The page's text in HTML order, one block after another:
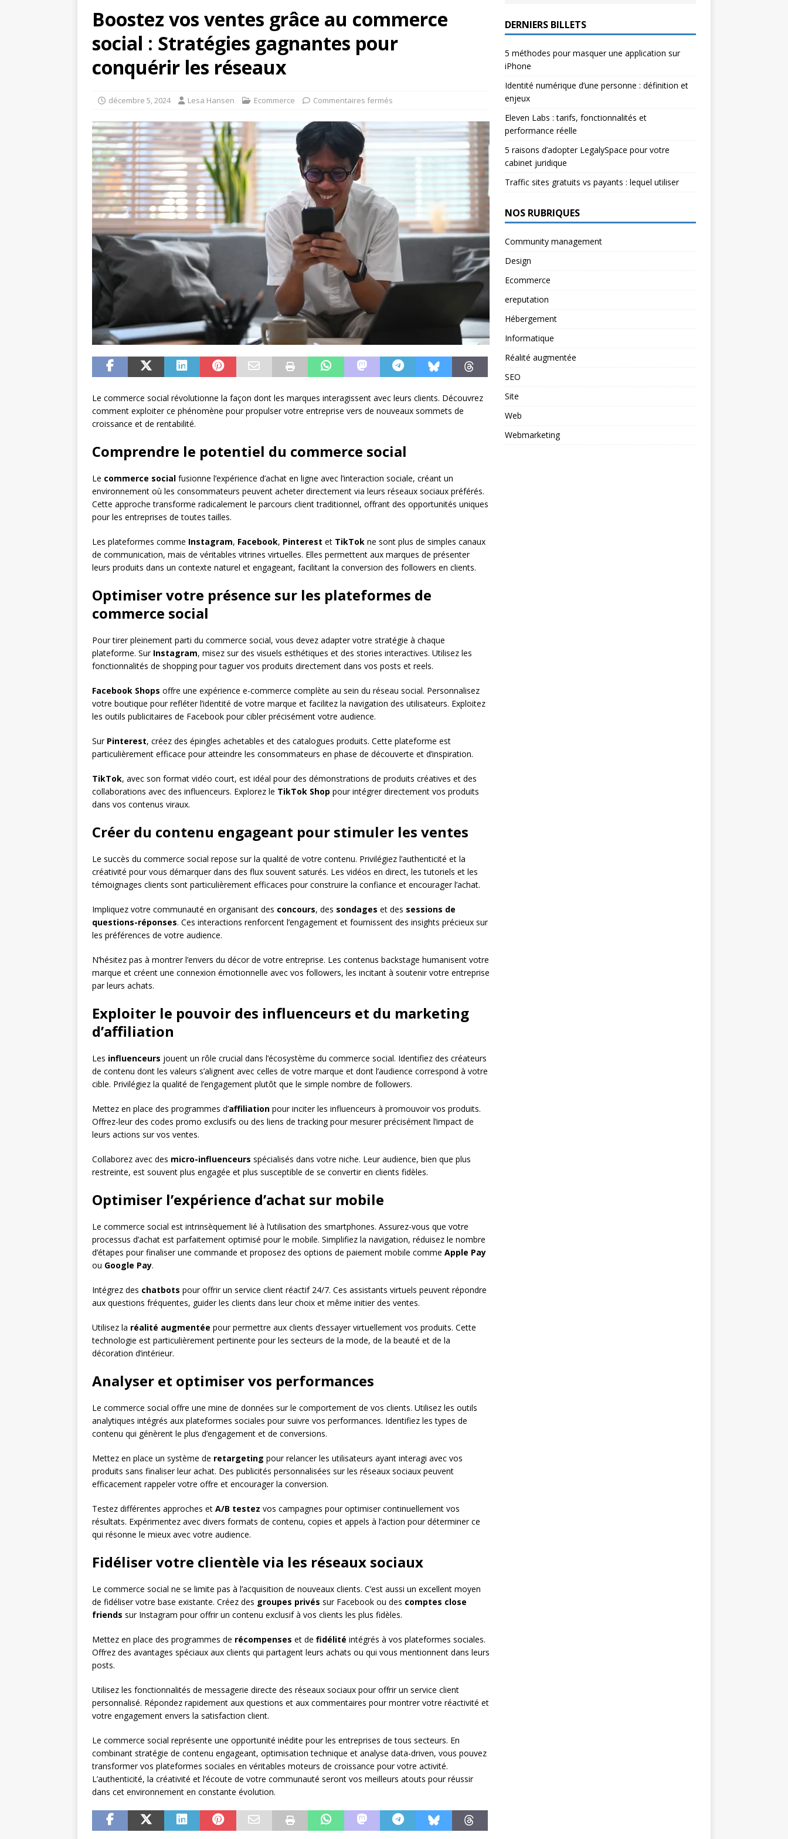
Boostez vos ventes grâce au commerce
social : Stratégies gagnantes pour
conquérir les réseaux
décembre 5, 2024 Lesa Hansen Ecommerce Commentaires fermés
Le commerce social révolutionne la façon dont les marques interagissent avec leurs clients. Découvrez
comment exploiter ce phénomène pour propulser votre entreprise vers de nouveaux sommets de
croissance et de rentabilité.
Comprendre le potentiel du commerce social
Le commerce social fusionne l’expérience d’achat en ligne avec l’interaction sociale, créant un
environnement où les consommateurs peuvent acheter directement via leurs réseaux sociaux préférés.
Cette approche transforme radicalement le parcours client traditionnel, offrant des opportunités uniques
pour les entreprises de toutes tailles.
Les plateformes comme Instagram, Facebook, Pinterest et TikTok ne sont plus de simples canaux
de communication, mais de véritables vitrines virtuelles. Elles permettent aux marques de présenter
leurs produits dans un contexte naturel et engageant, facilitant la conversion des followers en clients.
Optimiser votre présence sur les plateformes de
commerce social
Pour tirer pleinement parti du commerce social, vous devez adapter votre stratégie à chaque
plateforme. Sur Instagram, misez sur des visuels esthétiques et des stories interactives. Utilisez les
fonctionnalités de shopping pour taguer vos produits directement dans vos posts et reels.
Facebook Shops offre une expérience e-commerce complète au sein du réseau social. Personnalisez
votre boutique pour refléter l’identité de votre marque et facilitez la navigation des utilisateurs. Exploitez
les outils publicitaires de Facebook pour cibler précisément votre audience.
Sur Pinterest, créez des épingles achetables et des catalogues produits. Cette plateforme est
particulièrement efficace pour atteindre les consommateurs en phase de découverte et d’inspiration.
TikTok, avec son format vidéo court, est idéal pour des démonstrations de produits créatives et des
collaborations avec des influenceurs. Explorez le TikTok Shop pour intégrer directement vos produits
dans vos contenus viraux.
Créer du contenu engageant pour stimuler les ventes
Le succès du commerce social repose sur la qualité de votre contenu. Privilégiez l’authenticité et la
créativité pour vous démarquer dans des flux souvent saturés. Les vidéos en direct, les tutoriels et les
témoignages clients sont particulièrement efficaces pour construire la confiance et encourager l’achat.
Impliquez votre communauté en organisant des concours, des sondages et des sessions de
questions-réponses. Ces interactions renforcent l’engagement et fournissent des insights précieux sur
les préférences de votre audience.
N’hésitez pas à montrer l’envers du décor de votre entreprise. Les contenus backstage humanisent votre
marque et créent une connexion émotionnelle avec vos followers, les incitant à soutenir votre entreprise
par leurs achats.
Exploiter le pouvoir des influenceurs et du marketing
d’affiliation
Les influenceurs jouent un rôle crucial dans l’écosystème du commerce social. Identifiez des créateurs
de contenu dont les valeurs s’alignent avec celles de votre marque et dont l’audience correspond à votre
cible. Privilégiez la qualité de l’engagement plutôt que le simple nombre de followers.
Mettez en place des programmes d’affiliation pour inciter les influenceurs à promouvoir vos produits.
Offrez-leur des codes promo exclusifs ou des liens de tracking pour mesurer précisément l’impact de
leurs actions sur vos ventes.
Collaborez avec des micro-influenceurs spécialisés dans votre niche. Leur audience, bien que plus
restreinte, est souvent plus engagée et plus susceptible de se convertir en clients fidèles.
Optimiser l’expérience d’achat sur mobile
Le commerce social est intrinsèquement lié à l’utilisation des smartphones. Assurez-vous que votre
processus d’achat est parfaitement optimisé pour le mobile. Simplifiez la navigation, réduisez le nombre
d’étapes pour finaliser une commande et proposez des options de paiement mobile comme Apple Pay
ou Google Pay.
Intégrez des chatbots pour offrir un service client réactif 24/7. Ces assistants virtuels peuvent répondre
aux questions fréquentes, guider les clients dans leur choix et même initier des ventes.
Utilisez la réalité augmentée pour permettre aux clients d’essayer virtuellement vos produits. Cette
technologie est particulièrement pertinente pour les secteurs de la mode, de la beauté et de la
décoration d’intérieur.
Analyser et optimiser vos performances
Le commerce social offre une mine de données sur le comportement de vos clients. Utilisez les outils
analytiques intégrés aux plateformes sociales pour suivre vos performances. Identifiez les types de
contenu qui génèrent le plus d’engagement et de conversions.
Mettez en place un système de retargeting pour relancer les utilisateurs ayant interagi avec vos
produits sans finaliser leur achat. Des publicités personnalisées sur les réseaux sociaux peuvent
efficacement rappeler votre offre et encourager la conversion.
Testez différentes approches et A/B testez vos campagnes pour optimiser continuellement vos
résultats. Expérimentez avec divers formats de contenu, copies et appels à l’action pour déterminer ce
qui résonne le mieux avec votre audience.
Fidéliser votre clientèle via les réseaux sociaux
Le commerce social ne se limite pas à l’acquisition de nouveaux clients. C’est aussi un excellent moyen
de fidéliser votre base existante. Créez des groupes privés sur Facebook ou des comptes close
friends sur Instagram pour offrir un contenu exclusif à vos clients les plus fidèles.
Mettez en place des programmes de récompenses et de fidélité intégrés à vos plateformes sociales.
Offrez des avantages spéciaux aux clients qui partagent leurs achats ou qui vous mentionnent dans leurs
posts.
Utilisez les fonctionnalités de messagerie directe des réseaux sociaux pour offrir un service client
personnalisé. Répondez rapidement aux questions et aux commentaires pour montrer votre réactivité et
votre engagement envers la satisfaction client.
Le commerce social représente une opportunité inédite pour les entreprises de tous secteurs. En
combinant stratégie de contenu engageant, optimisation technique et analyse data-driven, vous pouvez
transformer vos plateformes sociales en véritables moteurs de croissance pour votre activité.
L’authenticité, la créativité et l’écoute de votre communauté seront vos meilleurs atouts pour réussir
dans cet environnement en constante évolution.
DERNIERS BILLETS
5 méthodes pour masquer une application sur
iPhone
Identité numérique d’une personne : définition et
enjeux
Eleven Labs : tarifs, fonctionnalités et
performance réelle
5 raisons d’adopter LegalySpace pour votre
cabinet juridique
Traffic sites gratuits vs payants : lequel utiliser
NOS RUBRIQUES
Community management
Design
Ecommerce
ereputation
Hébergement
Informatique
Réalité augmentée
SEO
Site
Web
Webmarketing